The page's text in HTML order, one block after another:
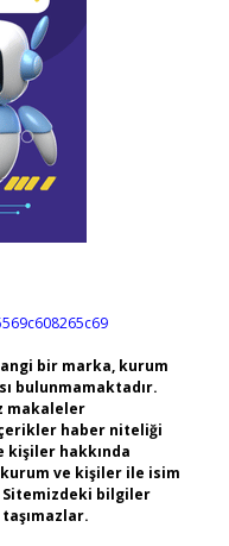
bir marka, kurum
bulunmamaktadır.
makaleler
haber niteliği
kişiler hakkında
kurum ve kişiler ile isim
bilgiler